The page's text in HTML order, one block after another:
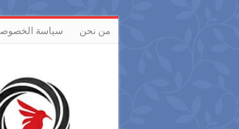
من نحن سياسة